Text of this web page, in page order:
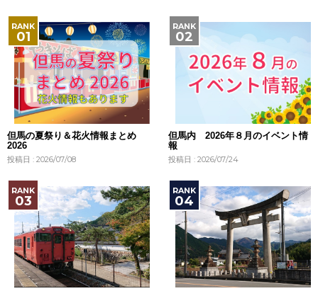
但馬の夏祭り＆花火情報まとめ
2026
投稿日 : 2026/07/08
但馬内 2026年８月のイベント情
報
投稿日 : 2026/07/24